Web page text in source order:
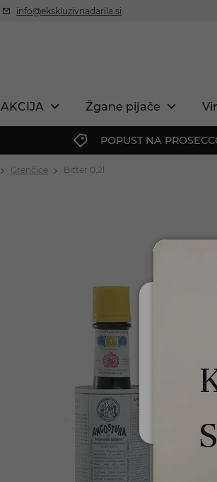
info@ekskluzivnadarila.si
AKCIJA Žgane pijače
POPUST NA
Grenčice Bitter 0,2l
Minister za
Nisem